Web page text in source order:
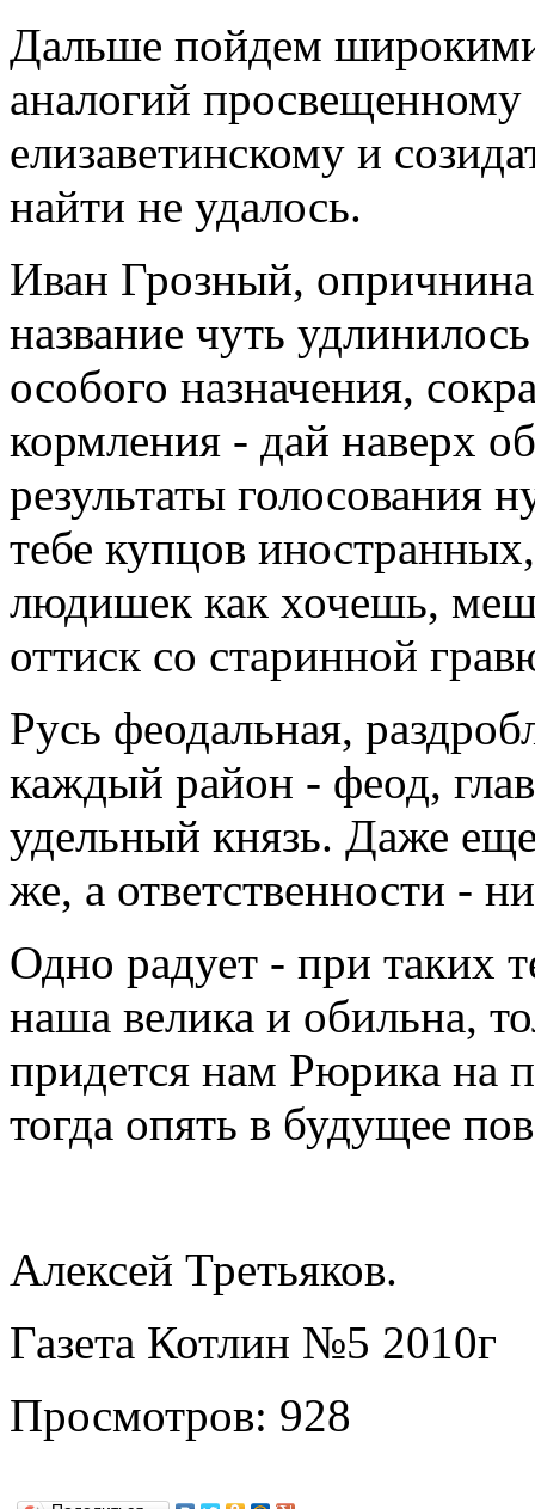
Дальше пойдем
аналогий просвещенному
елизаветинскому и
найти не удалось.
Иван Грозный,
название чуть
особого назначения,
кормления - дай наверх
результаты голосования
тебе купцов
людишек как хочешь,
оттиск со старинной
Русь феодальная,
каждый район - феод,
удельный князь. Даже
же, а ответственности -
Одно радует - при таких
наша велика и обильна,
придется нам Рюрика на
тогда опять в будущее
Алексей Третьяков.
Газета Котлин №5 2010г
Просмотров: 928